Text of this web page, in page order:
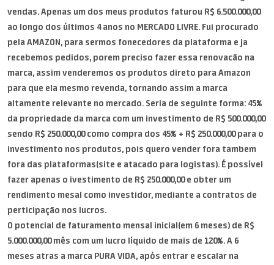
vendas. Apenas um dos meus produtos faturou R$ 6.500.000,00
ao longo dos últimos 4 anos no MERCADO LIVRE. Fui procurado
pela AMAZON, para sermos fonecedores da plataforma e ja
recebemos pedidos, porem preciso fazer essa renovacão na
marca, assim venderemos os produtos direto para Amazon
para que ela mesmo revenda, tornando assim a marca
altamente relevante no mercado. Seria de seguinte forma: 45%
da propriedade da marca com um investimento de R$ 500.000,00
sendo R$ 250.000,00 como compra dos 45% + R$ 250.000,00 para o
investimento nos produtos, pois quero vender fora tambem
fora das plataformas(site e atacado para logistas). É possível
fazer apenas o ivestimento de R$ 250.000,00 e obter um
rendimento mesal como investidor, mediante a contratos de
perticipação nos lucros.
O potencial de faturamento mensal inicial(em 6 meses) de R$
5.000.000,00 mês com um lucro líquido de mais de 120%. A 6
meses atras a marca PURA VIDA, após entrar e escalar na